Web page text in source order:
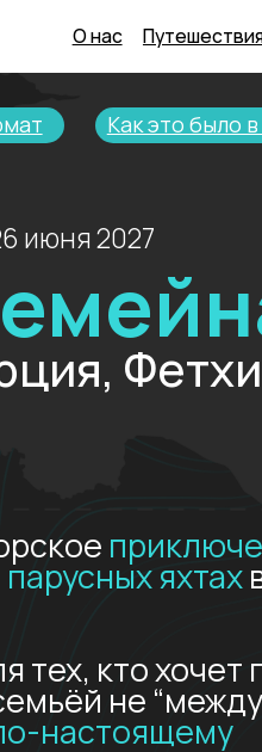
О нас Путешествия
Фетхие
тех, кто хочет
настоящему
презентацию
Как это было в 2025